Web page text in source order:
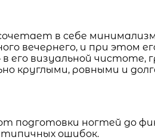
в себе
вечернего, и при этом
визуальной чистоте,
круглыми, ровными и
подготовки ногтей до
ошибок.